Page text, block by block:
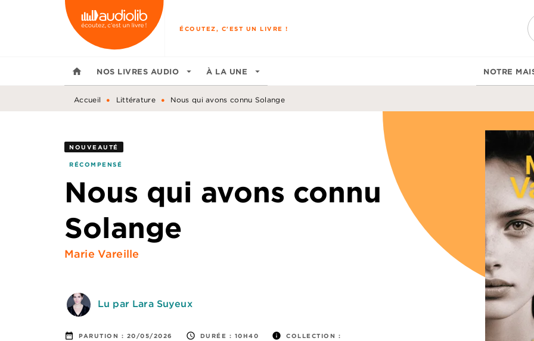
MENU RECHERCHE
ÉCOUTEZ, C'EST UN LIVRE !
home NOS LIVRES AUDIO arrow_drop_down À LA UNE arrow_drop_down NOTRE
Accueil • Littérature • Nous qui avons connu Solange
NOUVEAUTÉ
RÉCOMPENSÉ
Nous qui avons connu
Solange
Marie Vareille
Lu par Lara Suyeux
date_range PARUTION : 20/05/2026 access_time DURÉE : 10H40 info
COLLECTION :